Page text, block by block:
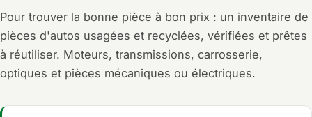
Pour trouver la bonne pièce à bon prix : un inventaire de
pièces d'autos usagées et recyclées, vérifiées et prêtes
à réutiliser. Moteurs, transmissions, carrosserie,
optiques et pièces mécaniques ou électriques.